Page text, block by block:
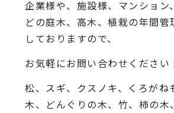
企業様や、施設様、マンション
どの庭木、高木、植栽の年間管
しておりますので、
お気軽にお問い合わせください
松、スギ、クスノキ、くろがね
木、どんぐりの木、竹、柿の木